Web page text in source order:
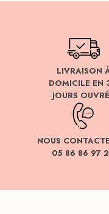
LIVRAISON
DOMICILE EN
JOURS
NOUS
05 86 86 97